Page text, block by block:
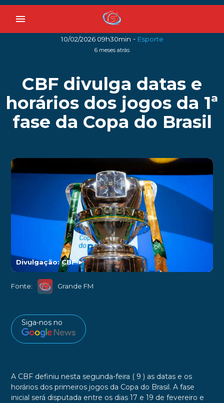
menu
10/02/2026 09h30min - Esporte
6 meses atrás
CBF divulga datas e
horários dos jogos da 1ª
fase da Copa do Brasil
Divulgação: CBF►
Fonte: Grande FM
Siga-nos no
A CBF definiu nesta segunda-feira ( 9 ) as datas e os
horários dos primeiros jogos da Copa do Brasil. A fase
inicial será disputada entre os dias 17 e 19 de fevereiro e